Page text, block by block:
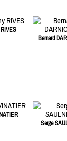
RIVES
Bernard
Serge